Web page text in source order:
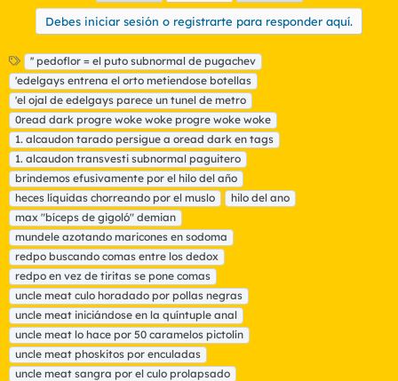
Debes iniciar sesión o registrarte para responder aquí.
E
t
i
q
u
e
t
a
s
'' pedoflor = el puto subnormal de pugachev
'edelgays entrena el orto metiendose botellas
'el ojal de edelgays parece un tunel de metro
0read dark progre woke woke progre woke woke
1. alcaudon tarado persigue a oread dark en tags
1. alcaudon transvesti subnormal paguitero
brindemos efusivamente por el hilo del año
heces líquidas chorreando por el muslo
hilo del ano
max "bíceps de gigoló" demian
mundele azotando maricones en sodoma
redpo buscando comas entre los dedox
redpo en vez de tiritas se pone comas
uncle meat culo horadado por pollas negras
uncle meat iniciándose en la quíntuple anal
uncle meat lo hace por 50 caramelos pictolín
uncle meat phoskitos por enculadas
uncle meat sangra por el culo prolapsado